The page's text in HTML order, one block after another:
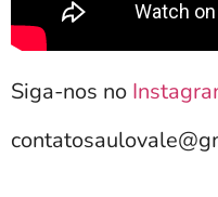
Siga-nos no